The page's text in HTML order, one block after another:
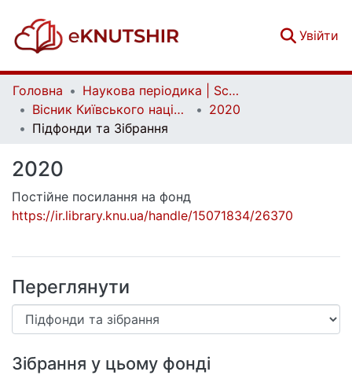
Увійти
Головна
Наукова періодика | Scientific periodicals
Вісник Київського національного університету імені Тараса Шевченка. Історія | Bulletin of Taras Shevchenko National University of Kyiv. History
2020
Підфонди та Зібрання
2020
Постійне посилання на фонд
https://ir.library.knu.ua/handle/15071834/26370
Переглянути
Зібрання у цьому фонді